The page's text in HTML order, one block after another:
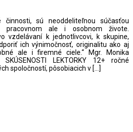
činnosti, sú neoddeliteľnou súčasťou
pracovnom ale i osobnom živote.
vzdelávaní k jednotlivcovi, k skupine,
ich výnimočnosť, originalitu ako aj
ale i firemné ciele.“ Mgr. Monika
LEKTORKY 12+ ročné
spoločností, pôsobiacich v […]